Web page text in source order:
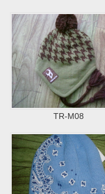
TR-M08